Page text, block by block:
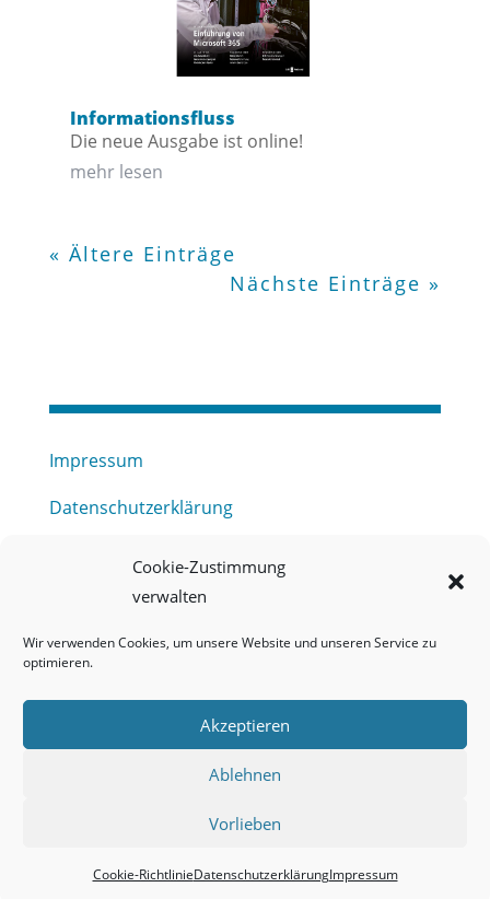
Cookie-Zustimmung
verwalten
Wir verwenden Cookies, um unsere Website und unseren Service zu
optimieren.
Akzeptieren
Ablehnen
Vorlieben
Cookie-RichtlinieDatenschutzerklärungImpressum
Informationsfluss
Die neue Ausgabe ist online!
mehr lesen
« Ältere Einträge
Nächste Einträge »
Impressum
Datenschutzerklärung
Haftungsausschluss
Barrierefreiheitserklärung
Meldestelle (HinSchG) des Erftverbandes
Onlineportal Grundwassernutzung